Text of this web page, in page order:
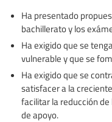
Ha presentado
bachillerato y los
Ha exigido que se
vulnerable y que se
Ha exigido que se
satisfacer a la
facilitar la reducción
de apoyo.